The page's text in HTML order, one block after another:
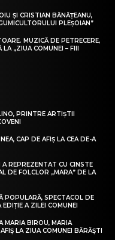
ȘI CRISTIAN BĂNĂȚEANU,
PLEȘOIAN”
MUZICĂ DE PETRECERE,
„ZIUA COMUNEI – FIII
PRINTRE ARTIȘTII
CAP DE AFIȘ LA CEA DE-A
REPREZENTAT CU CINSTE
DE FOLCLOR „MARA” DE LA
POPULARĂ, SPECTACOL DE
EDIȚIE A ZILEI COMUNEI
MARIA BIROU, MARIA
LA ZIUA COMUNEI BĂRĂȘTI